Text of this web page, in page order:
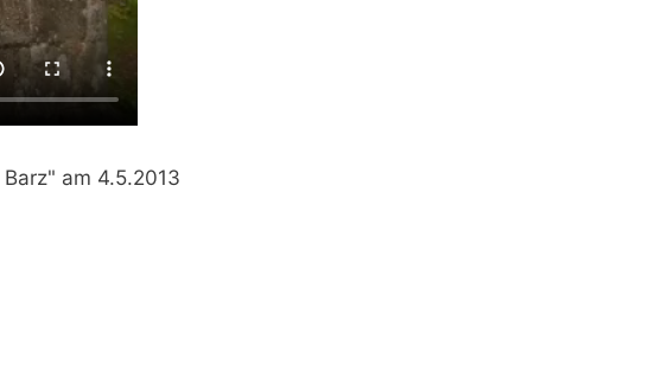
am 4.5.2013